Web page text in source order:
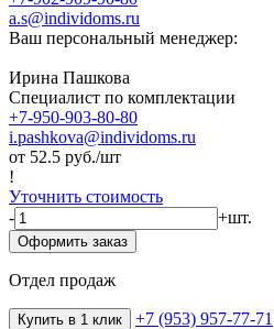
a.s@individoms.ru
Ваш персональный менеджер:
Ирина Пашкова
Специалист по комплектации
+7-950-903-80-80
i.pashkova@individoms.ru
от 52.5 руб./шт
!
Уточнить стоимость
-
+шт.
Оформить заказ
Отдел продаж
Купить в 1 клик +7 (953) 957-77-71